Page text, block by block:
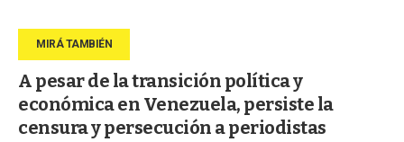
A pesar de la transición política y
económica en Venezuela, persiste la
censura y persecución a periodistas